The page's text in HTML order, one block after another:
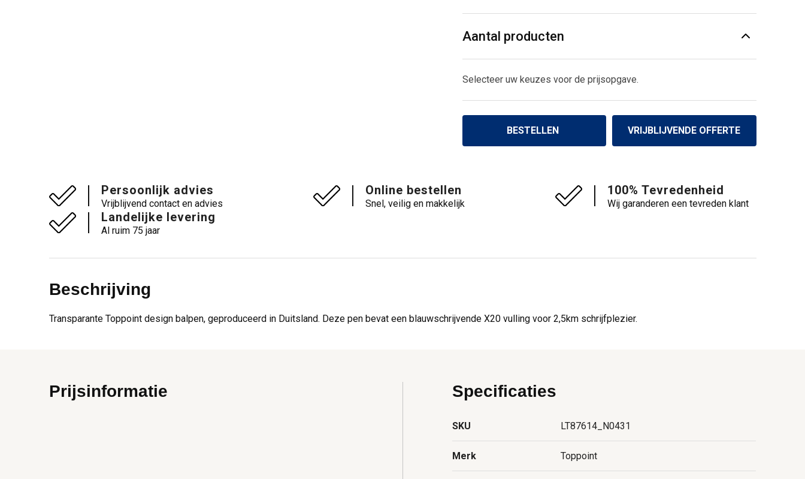
Aantal producten
Selecteer uw keuzes voor de prijsopgave.
BESTELLEN VRIJBLIJVENDE OFFERTE
Persoonlijk advies
Vrijblijvend contact en advies
Online bestellen
Snel, veilig en makkelijk
100% Tevredenheid
Wij garanderen een tevreden klant
Landelijke levering
Al ruim 75 jaar
Beschrijving
Transparante Toppoint design balpen, geproduceerd in Duitsland. Deze pen bevat een blauwschrijvende X20 vulling voor 2,5km schrijfplezier.
Prijsinformatie Specificaties
SKU LT87614_N0431
Merk Toppoint